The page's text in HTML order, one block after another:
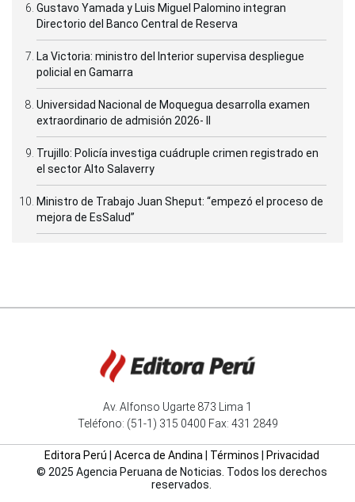
Gustavo Yamada y Luis Miguel Palomino integran
Directorio del Banco Central de Reserva
La Victoria: ministro del Interior supervisa despliegue
policial en Gamarra
Universidad Nacional de Moquegua desarrolla examen
extraordinario de admisión 2026- II
Trujillo: Policía investiga cuádruple crimen registrado en
el sector Alto Salaverry
Ministro de Trabajo Juan Sheput: “empezó el proceso de
mejora de EsSalud”
Av. Alfonso Ugarte 873 Lima 1
Teléfono: (51-1) 315 0400 Fax: 431 2849
Editora Perú Acerca de Andina Términos
Privacidad
© 2025 Agencia Peruana de Noticias. Todos los derechos
reservados.